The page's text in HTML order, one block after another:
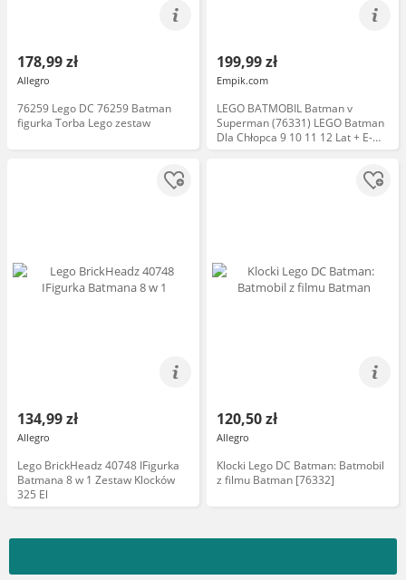
178,99 zł
Allegro
76259 Lego DC 76259 Batman
figurka Torba Lego zestaw
199,99 zł
Empik.com
LEGO BATMOBIL Batman v
Superman (76331) LEGO Batman
Dla Chłopca 9 10 11 12 Lat + E-
BOOK-2
134,99 zł
Allegro
Lego BrickHeadz 40748 IFigurka
Batmana 8 w 1 Zestaw Klocków
325 El
120,50 zł
Allegro
Klocki Lego DC Batman: Batmobil
z filmu Batman [76332]